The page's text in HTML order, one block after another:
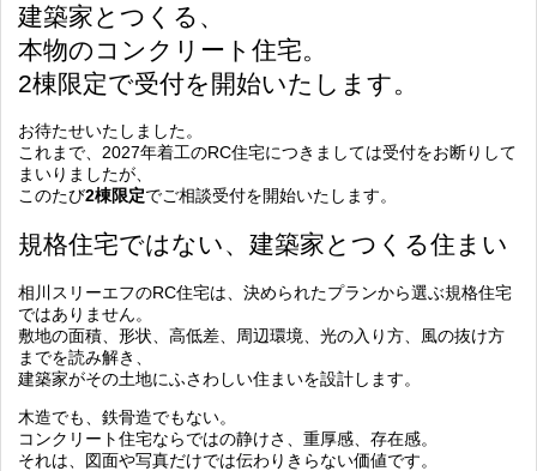
建築家とつくる、
本物のコンクリート住宅。
2棟限定で受付を開始いたします。
お待たせいたしました。
これまで、2027年着工のRC住宅につきましては受付をお断りして
まいりましたが、
このたび2棟限定でご相談受付を開始いたします。
規格住宅ではない、建築家とつくる住まい
相川スリーエフのRC住宅は、決められたプランから選ぶ規格住宅
ではありません。
敷地の面積、形状、高低差、周辺環境、光の入り方、風の抜け方
までを読み解き、
建築家がその土地にふさわしい住まいを設計します。
木造でも、鉄骨造でもない。
コンクリート住宅ならではの静けさ、重厚感、存在感。
それは、図面や写真だけでは伝わりきらない価値です。